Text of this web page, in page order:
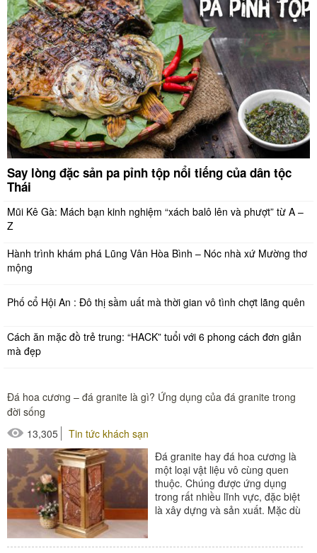
Say lòng đặc sản pa pỉnh tộp nổi tiếng của dân tộc
Thái
Mũi Kê Gà: Mách bạn kinh nghiệm “xách balô lên và phượt” từ A –
Z
Hành trình khám phá Lũng Vân Hòa Bình – Nóc nhà xứ Mường thơ
mộng
Phố cổ Hội An : Đô thị sầm uất mà thời gian vô tình chợt lãng quên
Cách ăn mặc đồ trẻ trung: “HACK” tuổi với 6 phong cách đơn giản
mà đẹp
Đá hoa cương – đá granite là gì? Ứng dụng của đá granite trong
đời sống
13,305
Tin tức khách sạn
Đá granite hay đá hoa cương là
một loại vật liệu vô cùng quen
thuộc. Chúng được ứng dụng
trong rất nhiều lĩnh vực, đặc biệt
là xây dựng và sản xuất. Mặc dù